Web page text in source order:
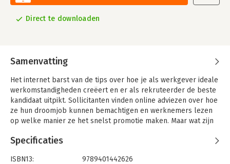
Direct te downloaden
Samenvatting
Het internet barst van de tips over hoe je als werkgever ideale
werkomstandigheden creëert en er als rekruteerder de beste
kandidaat uitpikt. Sollicitanten vinden online adviezen over hoe
ze hun droomjob kunnen bemachtigen en werknemers lezen
op welke manier ze het snelst promotie maken. Maar wat zijn
'Gorilla's op de werkvloer' toetst 22 opvattingen over werken
aan de realiteit en doorprikt de hardnekkigste denkfouten en
Specificaties
ISBN13:
9789401442626